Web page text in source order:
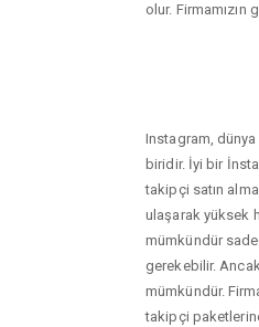
olur.
Instagram, dünya
biridir. İyi bir
takipçi satın
ulaşarak yüksek
mümkündür
gerekebilir.
mümkündür.
takipçi